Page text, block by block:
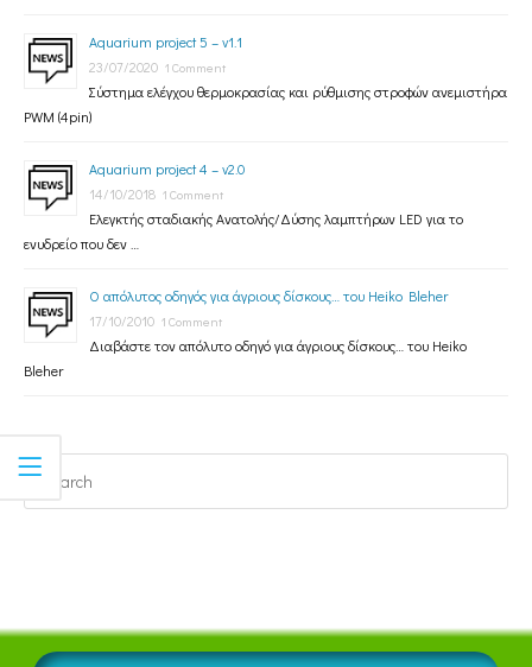
Aquarium project 5 – v1.1
23/07/2020 1 Comment
Σύστημα ελέγχου θερμοκρασίας και ρύθμισης στροφών ανεμιστήρα
PWM (4pin)
Aquarium project 4 – v2.0
14/10/2018 1 Comment
Ελεγκτής σταδιακής Ανατολής/Δύσης λαμπτήρων LED για το
ενυδρείο που δεν …
Ο απόλυτος οδηγός για άγριους δίσκους… του Heiko Bleher
17/10/2010 1 Comment
Διαβάστε τον απόλυτο οδηγό για άγριους δίσκους… του Heiko
Bleher